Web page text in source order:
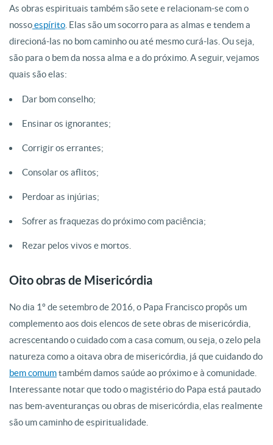
As obras espirituais também são sete e relacionam-se com o
nossoespírito. Elas são um socorro para as almas e tendem a
direcioná-las no bom caminho ou até mesmo curá-las. Ou seja,
são para o bem da nossa alma e a do próximo. A seguir, vejamos
quais são elas:
Dar bom conselho;
Ensinar os ignorantes;
Corrigir os errantes;
Consolar os aflitos;
Perdoar as injúrias;
Sofrer as fraquezas do próximo com paciência;
Rezar pelos vivos e mortos.
Oito obras de Misericórdia
No dia 1º de setembro de 2016, o Papa Francisco propôs um
complemento aos dois elencos de sete obras de misericórdia,
acrescentando o cuidado com a casa comum, ou seja, o zelo pela
natureza como a oitava obra de misericórdia, já que cuidando do
bem comumtambém damos saúde ao próximo e à comunidade.
Interessante notar que todo o magistério do Papa está pautado
nas bem-aventuranças ou obras de misericórdia, elas realmente
são um caminho de espiritualidade.